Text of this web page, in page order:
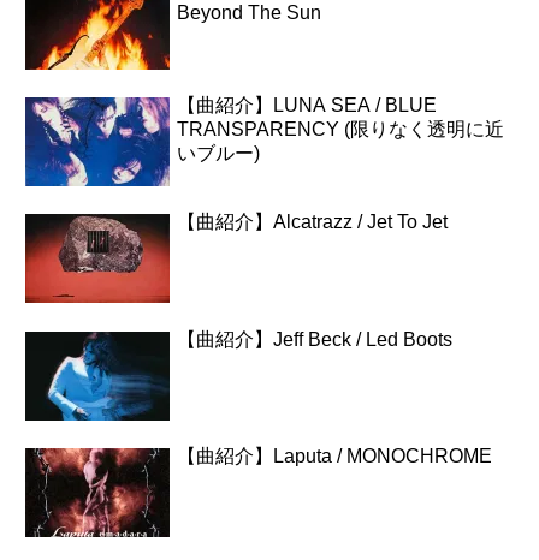
Beyond The Sun
【曲紹介】LUNA SEA / BLUE
TRANSPARENCY (限りなく透明に近
いブルー)
【曲紹介】Alcatrazz / Jet To Jet
【曲紹介】Jeff Beck / Led Boots
【曲紹介】Laputa / MONOCHROME